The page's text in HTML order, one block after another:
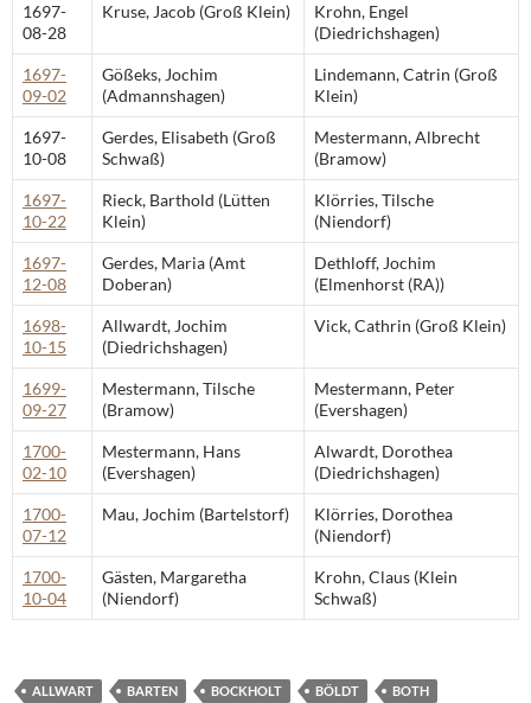
1697-
08-28
Kruse, Jacob (Groß Klein)
Krohn, Engel
(Diedrichshagen)
1697-
09-02
Gößeks, Jochim
(Admannshagen)
Lindemann, Catrin (Groß
Klein)
1697-
10-08
Gerdes, Elisabeth (Groß
Schwaß)
Mestermann, Albrecht
(Bramow)
1697-
10-22
Rieck, Barthold (Lütten
Klein)
Klörries, Tilsche
(Niendorf)
1697-
12-08
Gerdes, Maria (Amt
Doberan)
Dethloff, Jochim
(Elmenhorst (RA))
1698-
10-15
Allwardt, Jochim
(Diedrichshagen)
Vick, Cathrin (Groß Klein)
1699-
09-27
Mestermann, Tilsche
(Bramow)
Mestermann, Peter
(Evershagen)
1700-
02-10
Mestermann, Hans
(Evershagen)
Alwardt, Dorothea
(Diedrichshagen)
1700-
07-12
Mau, Jochim (Bartelstorf)
Klörries, Dorothea
(Niendorf)
1700-
10-04
Gästen, Margaretha
(Niendorf)
Krohn, Claus (Klein
Schwaß)
ALLWART BARTEN BOCKHOLT BÖLDT
BOTH